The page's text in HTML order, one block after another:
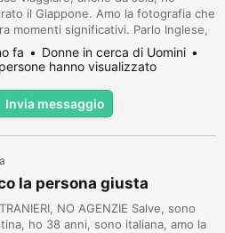
il Giappone. Amo la fotografia che
momenti significativi. Parlo Inglese,
e Spagnolo. Amo vivere.
fa
Donne in cerca di Uomini
hanno visualizzato
Invia messaggio
la persona giusta
NO AGENZIE Salve, sono
ho 38 anni, sono italiana, amo la